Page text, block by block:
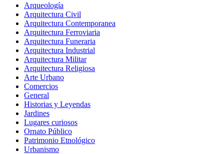
Arqueología
Arquitectura Civil
Arquitectura Contemporanea
Arquitectura Ferroviaria
Arquitectura Funeraria
Arquitectura Industrial
Arquitectura Militar
Arquitectura Religiosa
Arte Urbano
Comercios
General
Historias y Leyendas
Jardines
Lugares curiosos
Ornato Público
Patrimonio Etnológico
Urbanismo